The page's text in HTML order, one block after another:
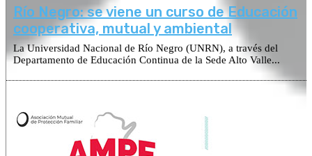
Río Negro: se viene un curso de Educación
cooperativa, mutual y ambiental
La Universidad Nacional de Río Negro (UNRN), a través del
Departamento de Educación Continua de la Sede Alto Valle...